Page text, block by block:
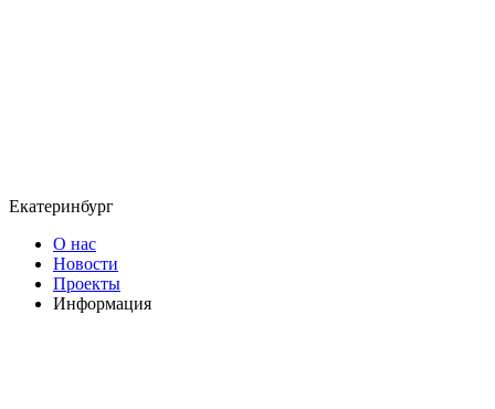
Екатеринбург
О нас
Новости
Проекты
Информация